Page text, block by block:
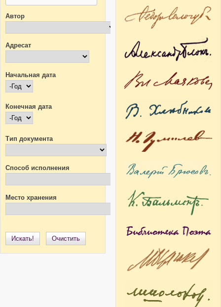
Автор
Адресат
Начальная дата
Начальная дата
Год
Конечная дата
Конечная дата
Год
Тип документа
Способ исполнения
Место хранения